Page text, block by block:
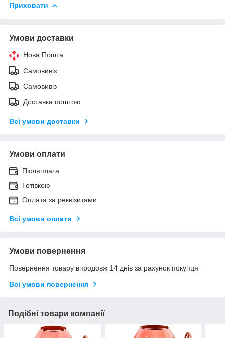
Приховати
Умови доставки
Нова Пошта
Самовивіз
Самовивіз
Доставка поштою
Всі умови доставки
Умови оплати
Післяплата
Готівкою
Оплата за реквізитами
Всі умови оплати
Умови повернення
Повернення товару впродовж 14 днів за рахунок покупця
Всі умови повернення
Подібні товари компанії